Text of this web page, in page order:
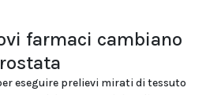
farmaci cambiano
eseguire prelievi mirati di tessuto